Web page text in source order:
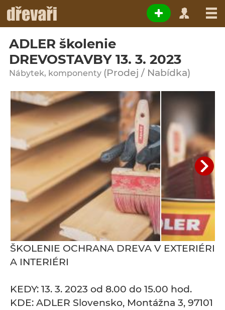
ADLER školenie
DREVOSTAVBY 13. 3. 2023
Nábytek, komponenty (Prodej / Nabídka)
ŠKOLENIE OCHRANA DREVA V EXTERIÉRI
A INTERIÉRI
KEDY: 13. 3. 2023 od 8.00 do 15.00 hod.
KDE: ADLER Slovensko, Montážna 3, 97101